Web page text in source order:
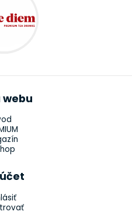
webu